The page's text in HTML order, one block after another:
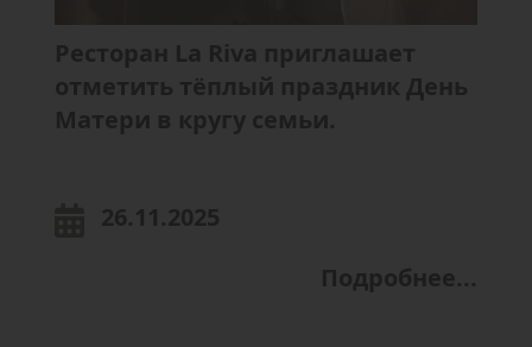
Ресторан La Riva приглашает
отметить тёплый праздник День
Матери в кругу семьи.
26.11.2025
Подробнее...